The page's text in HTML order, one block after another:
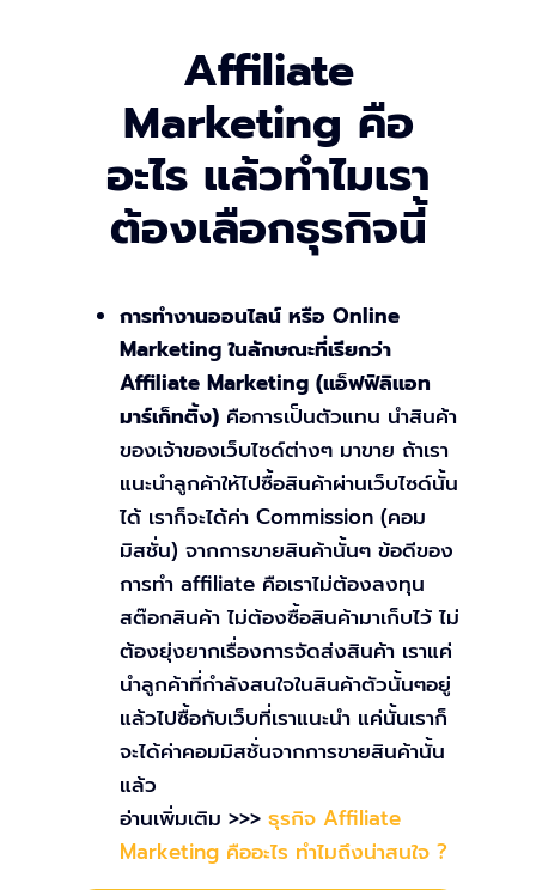
Affiliate
Marketing คือ
อะไร แล้วทำไมเรา
ต้องเลือกธุรกิจนี้
การทำงานออนไลน์ หรือ Online
Marketing ในลักษณะที่เรียกว่า
Affiliate Marketing (แอ็ฟฟิลิแอท
มาร์เก็ทติ้ง) คือการเป็นตัวแทน นำสินค้า
ของเจ้าของเว็บไซด์ต่างๆ มาขาย ถ้าเรา
แนะนำลูกค้าให้ไปซื้อสินค้าผ่านเว็บไซด์นั้น
ได้ เราก็จะได้ค่า Commission (คอม
มิสชั่น) จากการขายสินค้านั้นๆ ข้อดีของ
การทำ affiliate คือเราไม่ต้องลงทุน
สต๊อกสินค้า ไม่ต้องซื้อสินค้ามาเก็บไว้ ไม่
ต้องยุ่งยากเรื่องการจัดส่งสินค้า เราแค่
นำลูกค้าที่กำลังสนใจในสินค้าตัวนั้นๆอยู่
แล้วไปซื้อกับเว็บที่เราแนะนำ แค่นั้นเราก็
จะได้ค่าคอมมิสชั่นจากการขายสินค้านั้น
แล้ว
อ่านเพิ่มเติม >>> ธุรกิจ Affiliate
Marketing คืออะไร ทำไมถึงน่าสนใจ ?